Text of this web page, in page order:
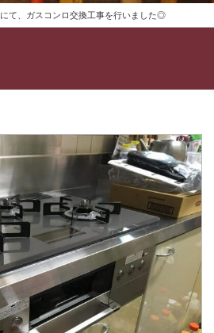
て、ガスコンロ交換工事を行いました◎